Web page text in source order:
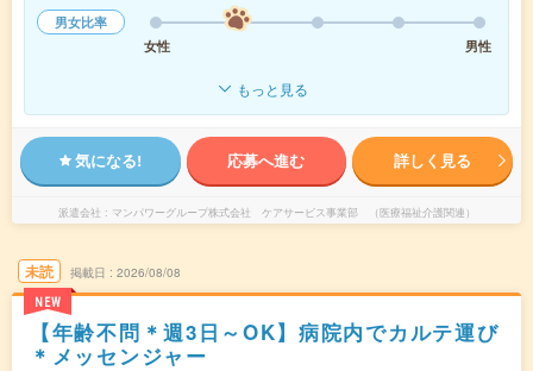
男女比率
女性
男性
もっと見る
気になる! 応募へ進む 詳しく見る
派遣会社 マンパワーグループ株式会社 ケアサービス事業部 （医療福祉介護関連）
未読
NEW
掲載日 2026/08/08
【年齢不問＊週3日～OK】病院内でカルテ運び
＊メッセンジャー